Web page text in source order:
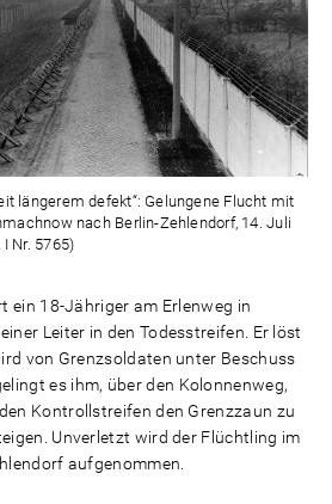
längerem defekt“: Gelungene Flucht mit
nach Berlin-Zehlendorf, 14. Juli
Nr. 5765)
ein 18-Jähriger am Erlenweg in
Leiter in den Todesstreifen. Er löst
von Grenzsoldaten unter Beschuss
es ihm, über den Kolonnenweg,
Kontrollstreifen den Grenzzaun zu
Unverletzt wird der Flüchtling im
aufgenommen.